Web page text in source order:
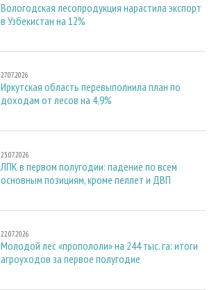
Вологодская лесопродукция нарастила экспорт
в Узбекистан на 12%
27.07.2026
Иркутская область перевыполнила план по
доходам от лесов на 4,9%
23.07.2026
ЛПК в первом полугодии: падение по всем
основным позициям, кроме пеллет и ДВП
22.07.2026
Молодой лес «пропололи» на 244 тыс. га: итоги
агроуходов за первое полугодие